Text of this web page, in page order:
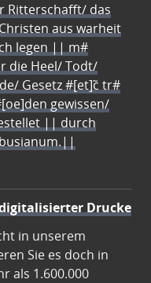
Ritterschafft/ das
aus warheit
legen || m#
die Heel/ Todt/
Gesetz #[et]c̃ tr#
gewissen/
|| durch
Drucke
in unserem
Sie es doch in
als 1.600.000